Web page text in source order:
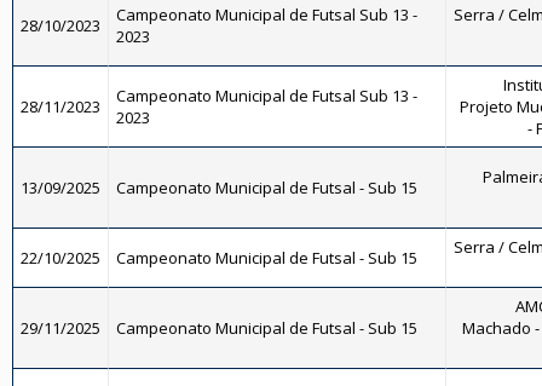
28/10/2023
Campeonato Municipal de Futsal Sub 13 -
2023
Serra /
28/11/2023
Campeonato Municipal de Futsal Sub 13 -
2023
Projeto
-
13/09/2025 Campeonato Municipal de Futsal - Sub 15
22/10/2025 Campeonato Municipal de Futsal - Sub 15 Serra /
29/11/2025 Campeonato Municipal de Futsal - Sub 15
Machado